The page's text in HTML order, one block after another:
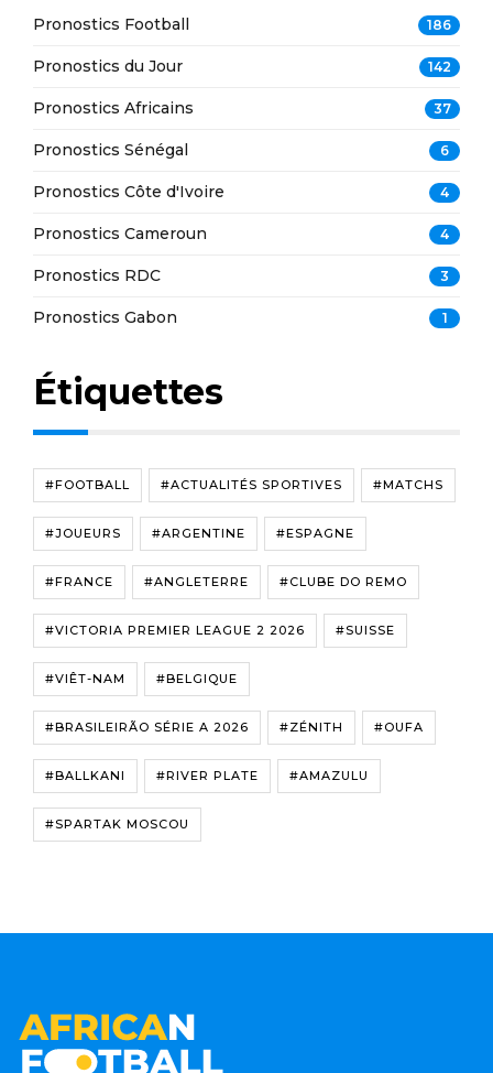
Pronostics Football 186
Pronostics du Jour 142
Pronostics Africains 37
Pronostics Sénégal 6
Pronostics Côte d'Ivoire 4
Pronostics Cameroun 4
Pronostics RDC 3
Pronostics Gabon 1
Étiquettes
#FOOTBALL #ACTUALITÉS SPORTIVES #MATCHS
#JOUEURS #ARGENTINE #ESPAGNE
#FRANCE #ANGLETERRE #CLUBE DO REMO
#VICTORIA PREMIER LEAGUE 2 2026 #SUISSE
#VIÊT-NAM #BELGIQUE
#BRASILEIRÃO SÉRIE A 2026 #ZÉNITH #OUFA
#BALLKANI #RIVER PLATE #AMAZULU
#SPARTAK MOSCOU